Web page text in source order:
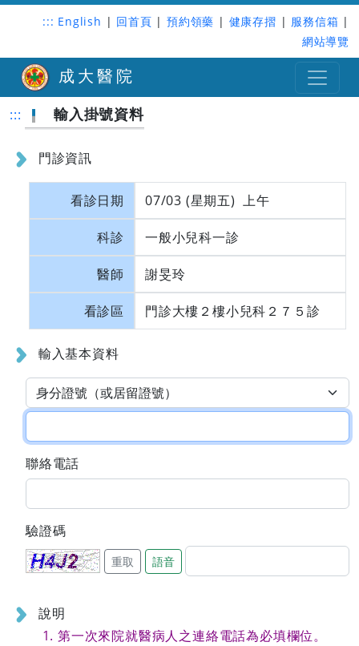
::: English | 回首頁 | 預約領藥 | 健康存摺 | 服務信箱 |
網站導覽
成大醫院
::: 輸入掛號資料
門診資訊
看診日期 07/03 (星期五) 上午
科診 一般小兒科一診
醫師 謝旻玲
看診區 門診大樓２樓小兒科２７５診
輸入基本資料
聯絡電話
驗證碼
重取 語音
說明
第一次來院就醫病人之連絡電話為必填欄位。